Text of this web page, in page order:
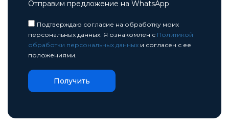
Отправим предложение на WhatsApp
Подтверждаю согласие на обработку моих
персональных данных. Я ознакомлен с Политикой
обработки персональных данных и согласен с ее
положениями.